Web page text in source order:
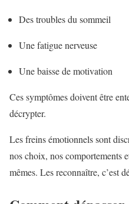
Des troubles du sommeil
Une fatigue nerveuse
Une baisse de motivation
Ces symptômes doivent être
décrypter.
Les freins émotionnels sont
nos choix, nos comportements
mêmes. Les reconnaître, c’est